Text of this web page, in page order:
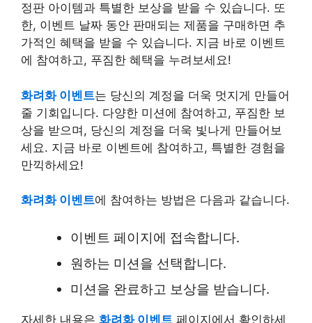
정판 아이템과 특별한 보상을 받을 수 있습니다. 또
한, 이벤트 날짜 동안 판매되는 제품을 구매하면 추
가적인 혜택을 받을 수 있습니다. 지금 바로 이벤트
에 참여하고, 푸짐한 혜택을 누려보세요!
화려화 이벤트는 당신의 계정을 더욱 멋지게 만들어
줄 기회입니다. 다양한 미션에 참여하고, 푸짐한 보
상을 받으며, 당신의 계정을 더욱 빛나게 만들어보
세요. 지금 바로 이벤트에 참여하고, 특별한 경험을
만끽하세요!
화려화 이벤트에 참여하는 방법은 다음과 같습니다.
이벤트 페이지에 접속합니다.
원하는 미션을 선택합니다.
미션을 완료하고 보상을 받습니다.
자세한 내용은 화려화 이벤트 페이지에서 확인하세